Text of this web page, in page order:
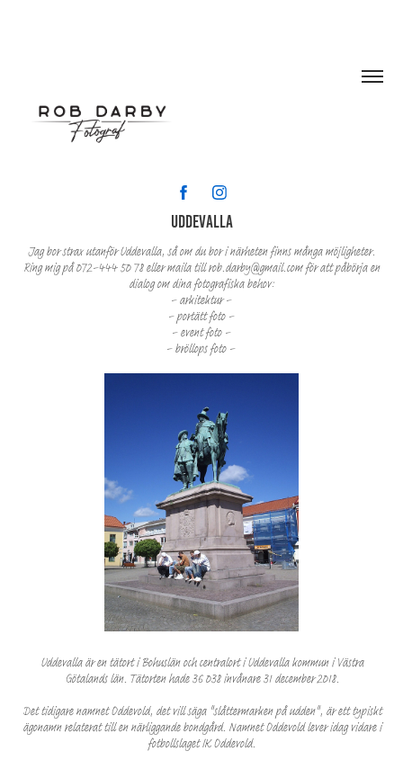
uddevalla
Jag bor strax utanför Uddevalla, så om du bor i närheten finns många möjligheter.
Ring mig på 072-444 50 78 eller maila tillrob.darby@gmail.comför att påbörja en
dialog om dina fotografiska behov:
-arkitektur-
-portätt foto-
-event foto-
-bröllops foto-
Uddevalla är entätortiBohuslänochcentralortiUddevalla kommuniVästra
Götalands län. Tätortenhade 36 038 invånare 31 december 2018.
Det tidigare namnet Oddevold, det vill säga "slåttermarken på udden", är ett typiskt
ägonamn relaterat till en närliggande bondgård. Namnet Oddevold lever idag vidare i
fotbollslagetIK Oddevold.